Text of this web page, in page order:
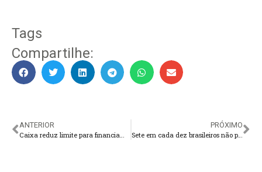
Tags
Compartilhe:
ANTERIOR
PRÓXIMO